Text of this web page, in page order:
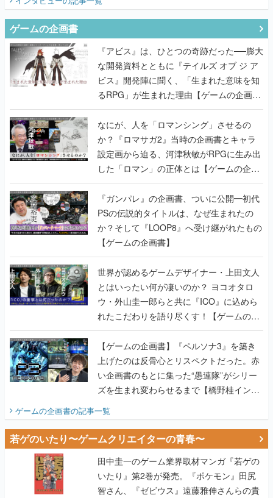
ゲームの企画書
『アビス』は、ひとつの奇跡だった──膨大
な開発資料とともに『テイルズ オブ ジ ア
ビス』開発陣に聞く、「生まれた意味を知
るRPG」が生まれた理由【ゲームの企画
書】
なにが、人を「ロマンシング」させるの
か？『ロマサガ2』当時の企画書とキャラ
設定画から迫る、河津秋敏がRPGに生み出
した「ロマン」の正体とは【ゲームの企画
書】
『ガンパレ』の企画書、ついに公開━初代
PSの伝説的タイトルは、なぜ生まれたの
か？そして『LOOP8』へ受け継がれたもの
【ゲームの企画書】
世界が認めるゲームデザイナー・上田文人
とはいったい何が凄いのか？ ヨコオタロ
ウ・外山圭一郎らと共に『ICO』に込めら
れたこだわりを語り尽くす！【ゲームの企
画書】
【ゲームの企画書】『ペルソナ3』を築き
上げたのは反骨心とリスペクトだった。赤
い企画書のもとに集った“愚連隊”がシリー
ズを生まれ変わらせるまで【橋野桂インタ
ビュー】
ゲームの企画書の記事一覧
若ゲのいたり〜ゲームクリエイターの青春〜
田中圭一のゲーム業界取材マンガ『若ゲの
いたり』第2巻が発売。『ポケモン』田尻
智さん、『ゼビウス』遠藤雅伸さんらの貴